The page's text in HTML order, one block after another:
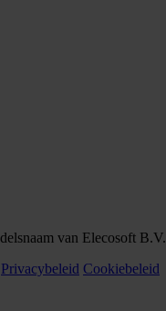
van Elecosoft B.V.
Privacybeleid Cookiebeleid